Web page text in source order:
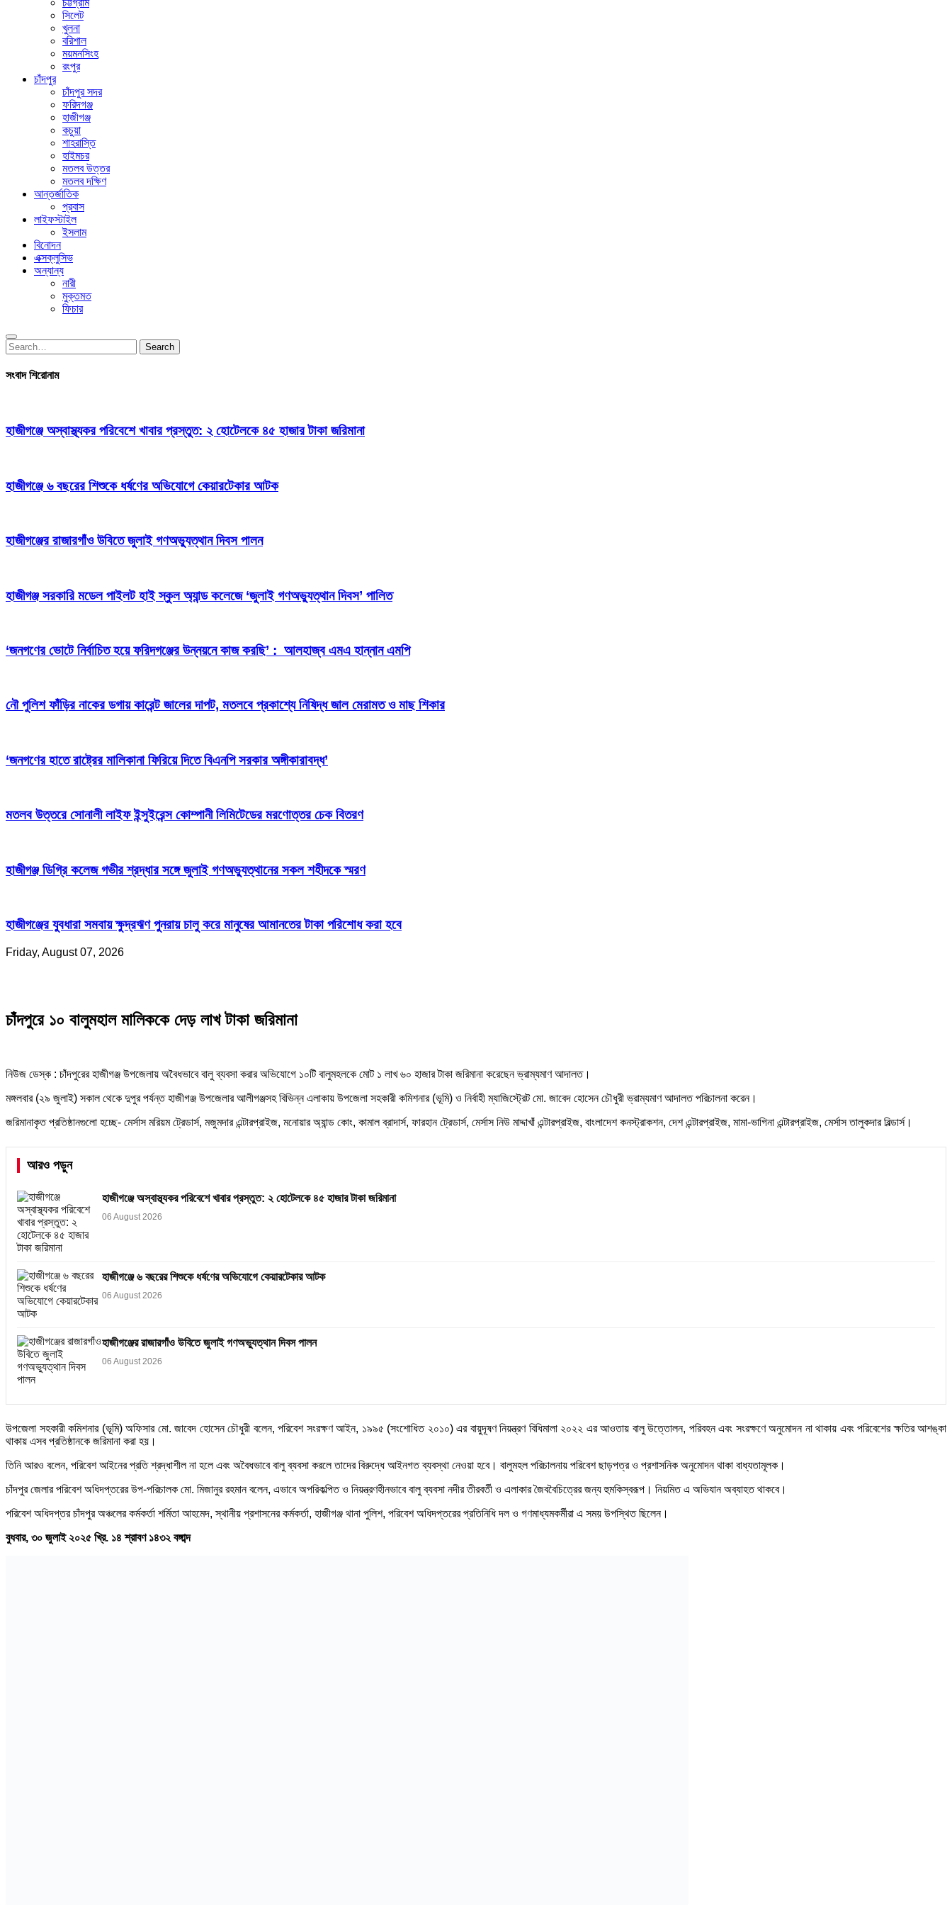
চট্টগ্রাম
সিলেট
খুলনা
বরিশাল
ময়মনসিংহ
রংপুর
চাঁদপুর
চাঁদপুর সদর
ফরিদগঞ্জ
হাজীগঞ্জ
কচুয়া
শাহরাস্তি
হাইমচর
মতলব উত্তর
মতলব দক্ষিণ
আন্তর্জাতিক
প্রবাস
লাইফস্টাইল
ইসলাম
বিনোদন
এক্সক্লুসিভ
অন্যান্য
নারী
মুক্তমত
ফিচার
Search
for:
Search
সংবাদ শিরোনাম
হাজীগঞ্জে অস্বাস্থ্যকর পরিবেশে খাবার প্রস্তুত: ২ হোটেলকে ৪৫ হাজার টাকা জরিমানা
হাজীগঞ্জে ৬ বছরের শিশুকে ধর্ষণের অভিযোগে কেয়ারটেকার আটক
হাজীগঞ্জের রাজারগাঁও উবিতে জুলাই গণঅভ্যুত্থান দিবস পালন
হাজীগঞ্জ সরকারি মডেল পাইলট হাই স্কুল অ্যান্ড কলেজে ‘জুলাই গণঅভ্যুত্থান দিবস’ পালিত
‘জনগণের ভোটে নির্বাচিত হয়ে ফরিদগঞ্জের উন্নয়নে কাজ করছি’ : আলহাজ্ব এমএ হান্নান এমপি
নৌ পুলিশ ফাঁড়ির নাকের ডগায় কারেন্ট জালের দাপট, মতলবে প্রকাশ্যে নিষিদ্ধ জাল মেরামত ও মাছ শিকার
‘জনগণের হাতে রাষ্ট্রের মালিকানা ফিরিয়ে দিতে বিএনপি সরকার অঙ্গীকারাবদ্ধ’
মতলব উত্তরে সোনালী লাইফ ইন্সুইরেন্স কোম্পানী লিমিটেডের মরণোত্তর চেক বিতরণ
হাজীগঞ্জ ডিগ্রি কলেজ গভীর শ্রদ্ধার সঙ্গে জুলাই গণঅভ্যুত্থানের সকল শহীদকে স্মরণ
হাজীগঞ্জের যুবধারা সমবায় ক্ষুদ্রঋণ পুনরায় চালু করে মানুষের আমানতের টাকা পরিশোধ করা হবে
Friday, August 07, 2026
চাঁদপুরে ১০ বালুমহাল মালিককে দেড় লাখ টাকা জরিমানা
নিউজ ডেস্ক : চাঁদপুরের হাজীগঞ্জ উপজেলায় অবৈধভাবে বালু ব্যবসা করার অভিযোগে ১০টি বালুমহলকে মোট ১ লাখ ৬০ হাজার টাকা জরিমানা করেছেন ভ্রাম্যমাণ আদালত।
মঙ্গলবার (২৯ জুলাই) সকাল থেকে দুপুর পর্যন্ত হাজীগঞ্জ উপজেলার আলীগঞ্জসহ বিভিন্ন এলাকায় উপজেলা সহকারী কমিশনার (ভূমি) ও নির্বাহী ম্যাজিস্ট্রেট মো. জাবেদ হোসেন চৌধুরী ভ্রাম্যমাণ আদালত পরিচালনা করেন।
জরিমানাকৃত প্রতিষ্ঠানগুলো হচ্ছে- মের্সাস মরিয়ম ট্রেডার্স, মজুমদার এন্টারপ্রাইজ, মনোয়ার অ্যান্ড কোং, কামাল ব্রাদার্স, ফারহান ট্রেডার্স, মের্সাস নিউ মাদ্দাখাঁ এন্টারপ্রাইজ, বাংলাদেশ কনস্ট্রাকশন, দেশ এন্টারপ্রাইজ, মামা-ভাগিনা এন্টারপ্রাইজ, মের্সাস তালুকদার বিল্ডার্স।
আরও পড়ুন
হাজীগঞ্জে অস্বাস্থ্যকর পরিবেশে খাবার প্রস্তুত: ২ হোটেলকে ৪৫ হাজার টাকা জরিমানা
06 August 2026
হাজীগঞ্জে ৬ বছরের শিশুকে ধর্ষণের অভিযোগে কেয়ারটেকার আটক
06 August 2026
হাজীগঞ্জের রাজারগাঁও উবিতে জুলাই গণঅভ্যুত্থান দিবস পালন
06 August 2026
উপজেলা সহকারী কমিশনার (ভূমি) অফিসার মো. জাবেদ হোসেন চৌধুরী বলেন, পরিবেশ সংরক্ষণ আইন, ১৯৯৫ (সংশোধিত ২০১০) এর বায়ুদূষণ নিয়ন্ত্রণ বিধিমালা ২০২২ এর আওতায় বালু উত্তোলন, পরিবহন এবং সংরক্ষণে অনুমোদন না থাকায় এবং পরিবেশের ক্ষতির আশঙ্কা
থাকায় এসব প্রতিষ্ঠানকে জরিমানা করা হয়।
তিনি আরও বলেন, পরিবেশ আইনের প্রতি শ্রদ্ধাশীল না হলে এবং অবৈধভাবে বালু ব্যবসা করলে তাদের বিরুদ্ধে আইনগত ব্যবস্থা নেওয়া হবে। বালুমহল পরিচালনায় পরিবেশ ছাড়পত্র ও প্রশাসনিক অনুমোদন থাকা বাধ্যতামূলক।
চাঁদপুর জেলার পরিবেশ অধিদপ্তরের উপ-পরিচালক মো. মিজানুর রহমান বলেন, এভাবে অপরিকল্পিত ও নিয়ন্ত্রণহীনভাবে বালু ব্যবসা নদীর তীরবর্তী ও এলাকার জৈববৈচিত্রের জন্য হুমকিস্বরূপ। নিয়মিত এ অভিযান অব্যাহত থাকবে।
পরিবেশ অধিদপ্তর চাঁদপুর অঞ্চলের কর্মকর্তা শর্মিতা আহমেদ, স্থানীয় প্রশাসনের কর্মকর্তা, হাজীগঞ্জ থানা পুলিশ, পরিবেশ অধিদপ্তরের প্রতিনিধি দল ও গণমাধ্যমকর্মীরা এ সময় উপস্থিত ছিলেন।
বুধবার, ৩০ জুলাই ২০২৫ খ্রি. ১৪ শ্রাবণ ১৪৩২ বঙ্গাব্দ